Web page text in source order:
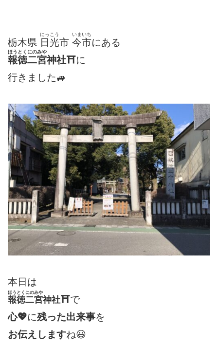
栃木県 日光
にっこう
市 今市
いまいち
にある
報徳二宮
ほうとくにのみや
神社⛩に
行きました🚙
本日は
報徳二宮
ほうとくにのみや
神社⛩で
心💖に残った出来事を
お伝えしますね😃